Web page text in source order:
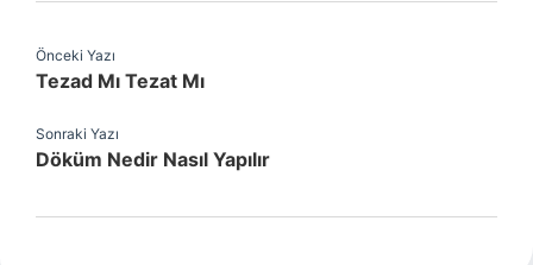
Önceki Yazı
Tezad Mı Tezat Mı
Sonraki Yazı
Döküm Nedir Nasıl Yapılır